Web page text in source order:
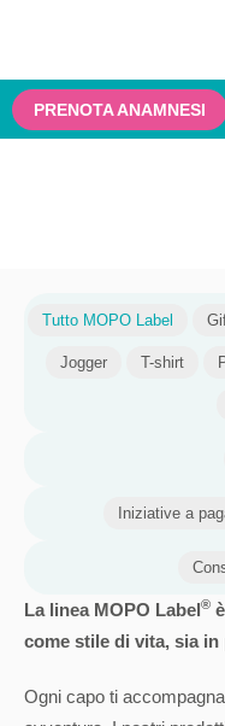
PRENOTA ANAMNESI
Tutto MOPO Label
Jogger T-shirt
Iniziative a
La linea MOPO Label®
come stile di vita, sia in
Ogni capo ti